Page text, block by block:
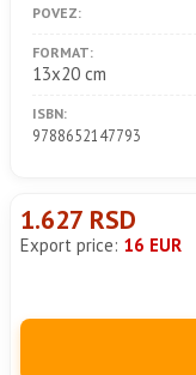
POVEZ:
FORMAT:
13x20 cm
ISBN:
9788652147793
1.627 RSD
Export price: 16 EUR